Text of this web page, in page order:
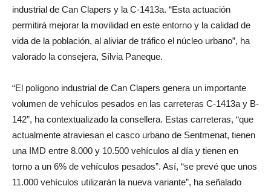
industrial de Can Clapers y la C-1413a. “Esta actuación
permitirá mejorar la movilidad en este entorno y la calidad de
vida de la población, al aliviar de tráfico el núcleo urbano”, ha
valorado la consejera, Sílvia Paneque.
“El polígono industrial de Can Clapers genera un importante
volumen de vehículos pesados ​​en las carreteras C-1413a y B-
142”, ha contextualizado la consellera. Estas carreteras, “que
actualmente atraviesan el casco urbano de Sentmenat, tienen
una IMD entre 8.000 y 10.500 vehículos al día y tienen en
torno a un 6% de vehículos pesados”. Así, “se prevé que unos
11.000 vehículos utilizarán la nueva variante”, ha señalado